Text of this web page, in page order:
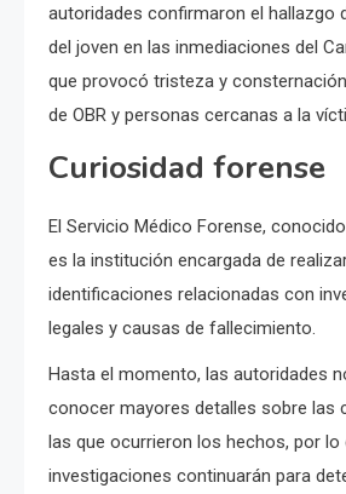
autoridades confirmaron el hallazgo
del joven en las inmediaciones del
que provocó tristeza y
de OBR y personas cercanas a la
Curiosidad forense
El Servicio Médico Forense,
es la institución encargada de
identificaciones relacionadas con
legales y causas de fallecimiento.
Hasta el momento, las autoridades
conocer mayores detalles sobre las
las que ocurrieron los hechos, por lo
investigaciones continuarán para